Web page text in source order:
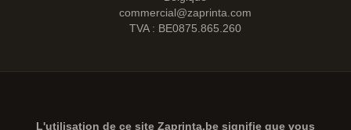
commercial@zaprinta.com
TVA : BE0875.865.260
L'utilisation de ce site Zaprinta.be signifie que vous